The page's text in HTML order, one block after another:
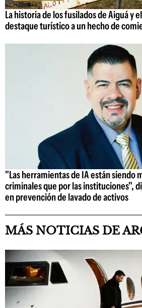
La historia de los fusilados de Aiguá y
destaque turístico a un hecho de
"Las herramientas de IA están siendo
criminales que por las instituciones",
en prevención de lavado de activos
MÁS NOTICIAS DE